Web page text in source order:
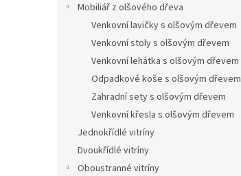
Mobiliář z olšového dřeva
Venkovní lavičky s olšovým dřevem
Venkovní stoly s olšovým dřevem
Venkovní lehátka s olšovým dřevem
Odpadkové koše s olšovým dřevem
Zahradní sety s olšovým dřevem
Venkovní křesla s olšovým dřevem
Jednokřídlé vitríny
Dvoukřídlé vitríny
Oboustranné vitríny